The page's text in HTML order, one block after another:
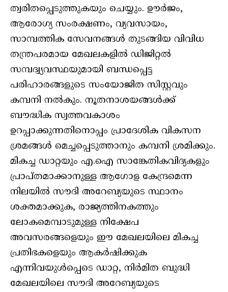
ത്വരിതപ്പെടുത്തുകയും ചെയ്യും. ഊര്‍ജം,
ആരോഗ്യ സംരക്ഷണം, വ്യവസായം,
സാമ്പത്തിക സേവനങ്ങള്‍ തുടങ്ങിയ വിവിധ
തന്ത്രപരമായ മേഖലകളില്‍ ഡിജിറ്റല്‍
സമ്പദ്വ്യവസ്ഥയുമായി ബന്ധപ്പെട്ട
പരിഹാരങ്ങളുടെ സംയോജിത സിസ്റ്റവും
കമ്പനി നല്‍കും. നൂതനാശയങ്ങള്‍ക്ക്
ബൗദ്ധിക സ്വത്തവകാശം
ഉറപ്പാക്കുന്നതിനൊപ്പം പ്രാദേശിക വികസന
ശ്രമങ്ങള്‍ മെച്ചപ്പെടുത്താനും കമ്പനി ശ്രമിക്കും.
മികച്ച ഡാറ്റയും എ.ഐ സാങ്കേതികവിദ്യകളും
പ്രാപ്തമാക്കാനുള്ള ആഗോള കേന്ദ്രമെന്ന
നിലയില്‍ സൗദി അറേബ്യയുടെ സ്ഥാനം
ശക്തമാക്കുക, രാജ്യത്തിനകത്തും
ലോകമെമ്പാടുമുള്ള നിക്ഷേപ
അവസരങ്ങളെയും ഈ മേഖലയിലെ മികച്ച
പ്രതിഭകളെയും ആകര്‍ഷിക്കുക
എന്നിവയുള്‍പ്പെടെ ഡാറ്റ, നിര്‍മിത ബുദ്ധി
മേഖലയിലെ സൗദി അറേബ്യയുടെ